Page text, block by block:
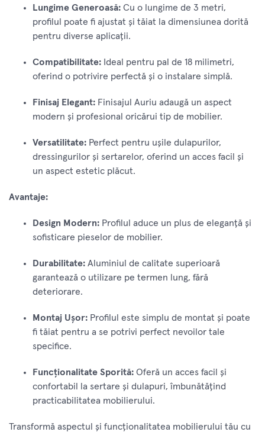
Lungime Generoasă: Cu o lungime de 3 metri,
profilul poate fi ajustat și tăiat la dimensiunea dorită
pentru diverse aplicații.
Compatibilitate: Ideal pentru pal de 18 milimetri,
oferind o potrivire perfectă și o instalare simplă.
Finisaj Elegant: Finisajul Auriu adaugă un aspect
modern și profesional oricărui tip de mobilier.
Versatilitate: Perfect pentru ușile dulapurilor,
dressingurilor și sertarelor, oferind un acces facil și
un aspect estetic plăcut.
Avantaje:
Design Modern: Profilul aduce un plus de eleganță și
sofisticare pieselor de mobilier.
Durabilitate: Aluminiul de calitate superioară
garantează o utilizare pe termen lung, fără
deteriorare.
Montaj Ușor: Profilul este simplu de montat și poate
fi tăiat pentru a se potrivi perfect nevoilor tale
specifice.
Funcționalitate Sporită: Oferă un acces facil și
confortabil la sertare și dulapuri, îmbunătățind
practicabilitatea mobilierului.
Transformă aspectul și funcționalitatea mobilierului tău cu